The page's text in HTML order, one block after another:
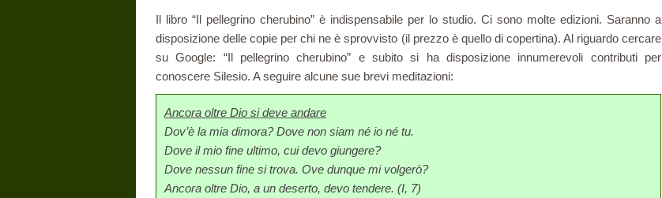
Il libro “Il pellegrino cherubino” è indispensabile per lo studio. Ci sono molte edizioni. Saranno a
disposizione delle copie per chi ne è sprovvisto (il prezzo è quello di copertina). Al riguardo cercare
su Google: “Il pellegrino cherubino” e subito si ha disposizione innumerevoli contributi per
conoscere Silesio. A seguire alcune sue brevi meditazioni:
Ancora oltre Dio si deve andare
Dov’è la mia dimora? Dove non siam né io né tu.
Dove il mio fine ultimo, cui devo giungere?
Dove nessun fine si trova. Ove dunque mi volgerò?
Ancora oltre Dio, a un deserto, devo tendere. (I, 7)